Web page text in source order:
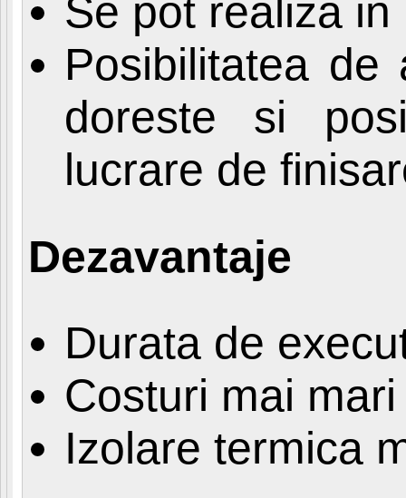
Se pot realiza
Posibilitatea
doreste si
lucrare de
Dezavantaje
Durata de
Costuri mai mari
Izolare termica